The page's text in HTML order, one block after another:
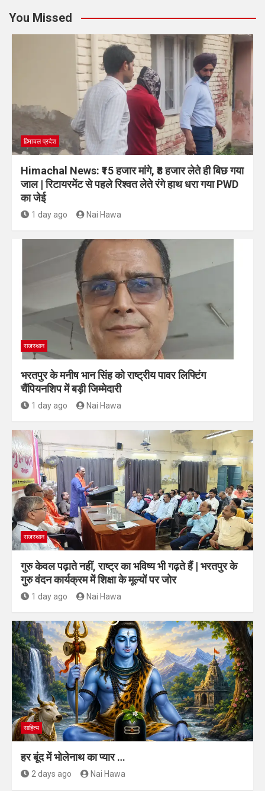
You Missed
हिमाचल प्रदेश
Himachal News: ₹15 हजार मांगे, ₹8 हजार लेते ही बिछ गया
जाल | रिटायरमेंट से पहले रिश्वत लेते रंगे हाथ धरा गया PWD
का जेई
1 day ago Nai Hawa
राजस्थान
भरतपुर के मनीष भान सिंह को राष्ट्रीय पावर लिफ्टिंग
चैंपियनशिप में बड़ी जिम्मेदारी
1 day ago Nai Hawa
राजस्थान
गुरु केवल पढ़ाते नहीं, राष्ट्र का भविष्य भी गढ़ते हैं | भरतपुर के
गुरु वंदन कार्यक्रम में शिक्षा के मूल्यों पर जोर
1 day ago Nai Hawa
साहित्य
हर बूंद में भोलेनाथ का प्यार …
2 days ago Nai Hawa